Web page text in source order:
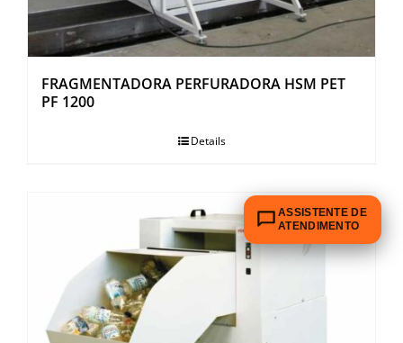
FRAGMENTADORA PERFURADORA HSM PET
PF 1200
Details
ASSISTENTE DE
ATENDIMENTO